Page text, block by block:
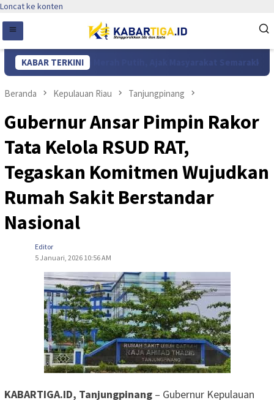
Loncat ke konten
KABAR TERKINI
Bendera Merah Putih, Ajak Masyarakat Semarakkan HUT
Beranda Kepulauan Riau Tanjungpinang
Gubernur Ansar Pimpin Rakor
Tata Kelola RSUD RAT,
Tegaskan Komitmen Wujudkan
Rumah Sakit Berstandar
Nasional
Editor
5 Januari, 2026 10:56 AM
KABARTIGA.ID, Tanjungpinang – Gubernur Kepulauan